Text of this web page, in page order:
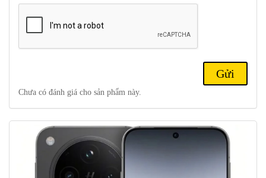
Quay video:Camera sau: Laser AF, Hiệu chuẩn màu
Hasselblad, đèn flash LED, HDR, toàn cảnh
Băng hình 4K@30/60fps, 1080p@30/60/240fps; gyro-EIS;
: 4K@30/60fps, 1080p@30/60fps, con quay hồi
Si/C 5630 mAh, không thể tháo rời ; Sạc 80W có dây, PD,
Kết nối:5G; Hai SIM; Wi-Fi 7; BT 5.4, aptX HD, LHDC;
NFC; Cổng hồng ngoại.
Misc:
Vân tay (dưới màn hình, quang học), cảm biến gia tốc,
con quay hồi chuyển, cảm biến tiệm cận, la bàn, quang phổ màu
Chưa có đánh giá cho sản phẩm này.